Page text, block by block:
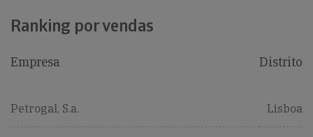
Ranking por vendas
Empresa Distrito
Petrogal, S.a. Lisboa